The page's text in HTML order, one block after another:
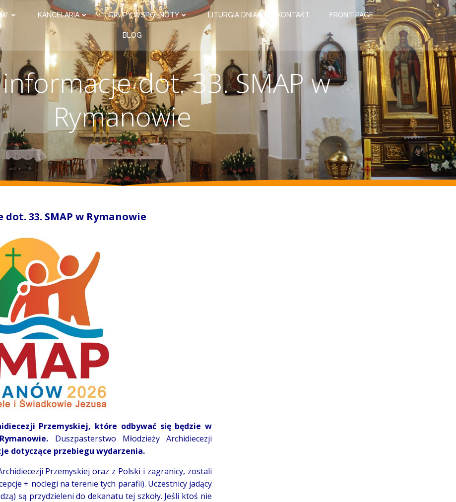
KANCELARIA GRUPY WSPÓLNOTY LITURGIA DNIA KONTAKT FRONT PAGE
BLOG
dot. 33. SMAP w
Rymanowie
33. SMAP w Rymanowie
Przemyskiej, które odbywać się będzie w
Duszpasterstwo Młodzieży Archidiecezji
dotyczące przebiegu wydarzenia.
Przemyskiej oraz z Polski i zagranicy, zostali
+ noclegi na terenie tych parafii). Uczestnicy jadący
są przydzieleni do dekanatu tej szkoły. Jeśli ktoś nie